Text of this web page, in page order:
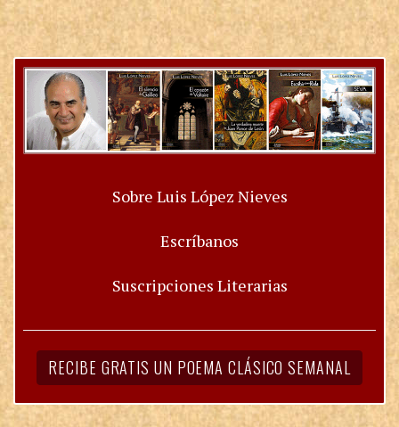
Sobre Luis López Nieves
Escríbanos
Suscripciones Literarias
RECIBE GRATIS UN POEMA CLÁSICO SEMANAL